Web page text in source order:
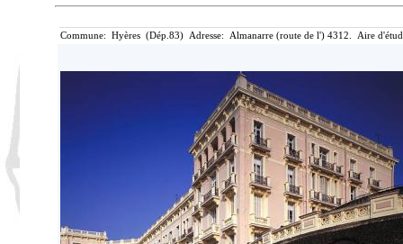
Commune: Hyères (Dép.83) Adresse: Almanarre (route de l') 4312. Aire